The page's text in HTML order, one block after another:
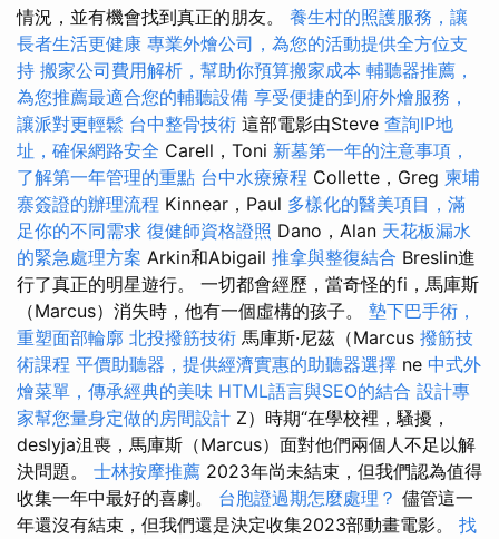
情況，並有機會找到真正的朋友。 養生村的照護服務，讓
長者生活更健康 專業外燴公司，為您的活動提供全方位支
持 搬家公司費用解析，幫助你預算搬家成本 輔聽器推薦，
為您推薦最適合您的輔聽設備 享受便捷的到府外燴服務，
讓派對更輕鬆 台中整骨技術 這部電影由Steve 查詢IP地
址，確保網路安全 Carell，Toni 新墓第一年的注意事項，
了解第一年管理的重點 台中水療療程 Collette，Greg 柬埔
寨簽證的辦理流程 Kinnear，Paul 多樣化的醫美項目，滿
足你的不同需求 復健師資格證照 Dano，Alan 天花板漏水
的緊急處理方案 Arkin和Abigail 推拿與整復結合 Breslin進
行了真正的明星遊行。 一切都會經歷，當奇怪的fi，馬庫斯
（Marcus）消失時，他有一個虛構的孩子。 墊下巴手術，
重塑面部輪廓 北投撥筋技術 馬庫斯·尼茲（Marcus 撥筋技
術課程 平價助聽器，提供經濟實惠的助聽器選擇 ne 中式外
燴菜單，傳承經典的美味 HTML語言與SEO的結合 設計專
家幫您量身定做的房間設計 Z）時期“在學校裡，騷擾，
deslyja沮喪，馬庫斯（Marcus）面對他們兩個人不足以解
決問題。 士林按摩推薦 2023年尚未結束，但我們認為值得
收集一年中最好的喜劇。 台胞證過期怎麼處理？ 儘管這一
年還沒有結束，但我們還是決定收集2023部動畫電影。 找